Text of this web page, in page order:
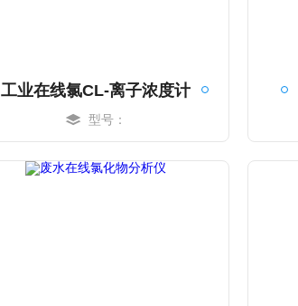
工业在线氯CL-离子浓度计
型号：